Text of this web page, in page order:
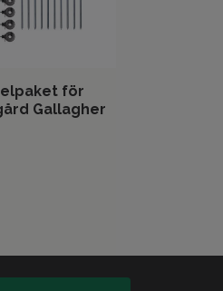
för
Gallagher